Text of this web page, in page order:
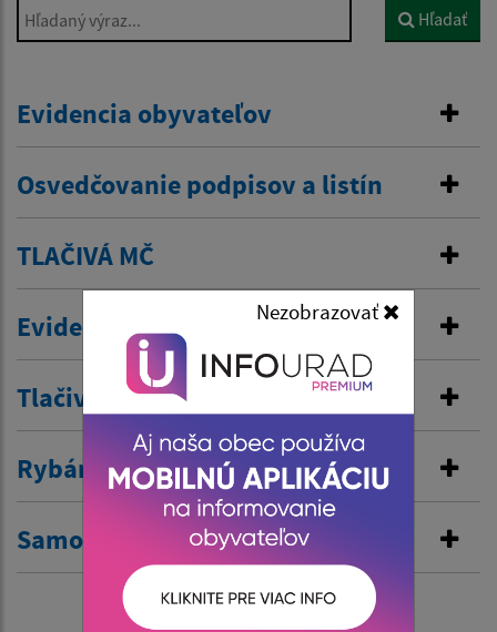
Hľadaný výraz... Hľadať
Evidencia obyvateľov
Osvedčovanie podpisov a listín
TLAČIVÁ MČ
Evidencia psov
Tlačivá mesta Košice
Rybárske lístky
Samostatne hospodáriaci roľník
Nezobrazovať